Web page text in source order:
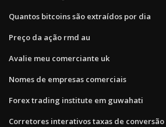
Quantos bitcoins são extraídos por dia
Preço da ação rmd au
Avalie meu comerciante uk
Nomes de empresas comerciais
Forex trading institute em guwahati
Corretores interativos taxas de